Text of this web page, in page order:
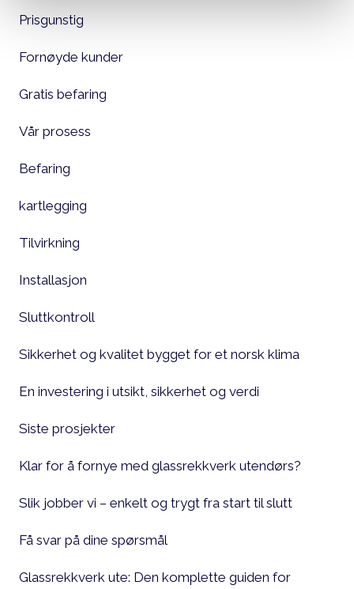
Prisgunstig
Fornøyde kunder
Gratis befaring
Vår prosess
Befaring
kartlegging
Tilvirkning
Installasjon
Sluttkontroll
Sikkerhet og kvalitet bygget for et norsk klima
En investering i utsikt, sikkerhet og verdi
Siste prosjekter
Klar for å fornye med glassrekkverk utendørs?
Slik jobber vi – enkelt og trygt fra start til slutt
Få svar på dine spørsmål
Glassrekkverk ute: Den komplette guiden for